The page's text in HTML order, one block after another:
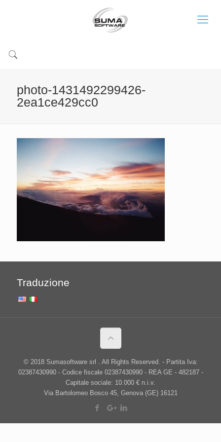
photo-1431492299426-
2ea1ce429cc0
Traduzione
© 2018 Sumasoftware srl . All Rights Reserved. - Partita Iva:
02387430990 - Codice fiscale 02387430990 - REA GE - 482187 -
Capitale sociale: 10.000 € n.i.v.
Via Bartolomeo Bosco 45, Genova (GE) 16121